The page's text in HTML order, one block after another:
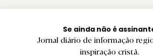
Se ainda não é
Jornal diário de informação
inspiração cristã.